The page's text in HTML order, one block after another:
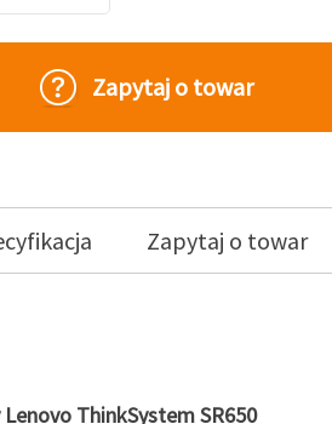
Zapytaj o towar
Zapytaj o towar
ThinkSystem SR650